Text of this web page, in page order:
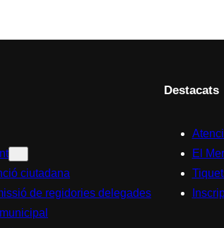
ciutadana
de regidories delegades
Destacats
El